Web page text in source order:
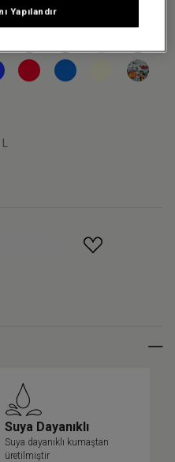
Suya Dayanıklı
Suya dayanıklı kumaştan
üretilmiştir
Yapılandır